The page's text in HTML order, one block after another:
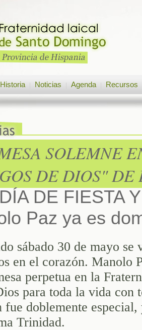
Historia Noticias Agenda Recursos
SOLEMNE
DE DIOS" DE
DE FIESTA
Paz ya es
sábado 30 de mayo
en el corazón. Manolo
perpetua en la
para toda la vida con
fue doblemente
Trinidad.